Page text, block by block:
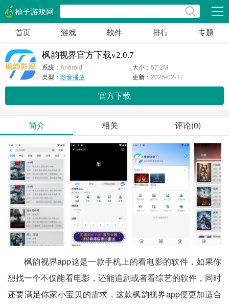
展开
首页 游戏 软件 排行 专题
枫韵视界官方下载v2.0.7
系统： Android 大小：57.2M
类型： 影音播放 更新：2025-02-17
官方下载
简介 相关 评论(0)
枫韵视界app这是一款手机上的看电影的软件，如果你
想找一个不仅能看电影，还能追剧或者看综艺的软件，同时
还要满足你家小宝贝的需求，这款枫韵视界app便更加适合